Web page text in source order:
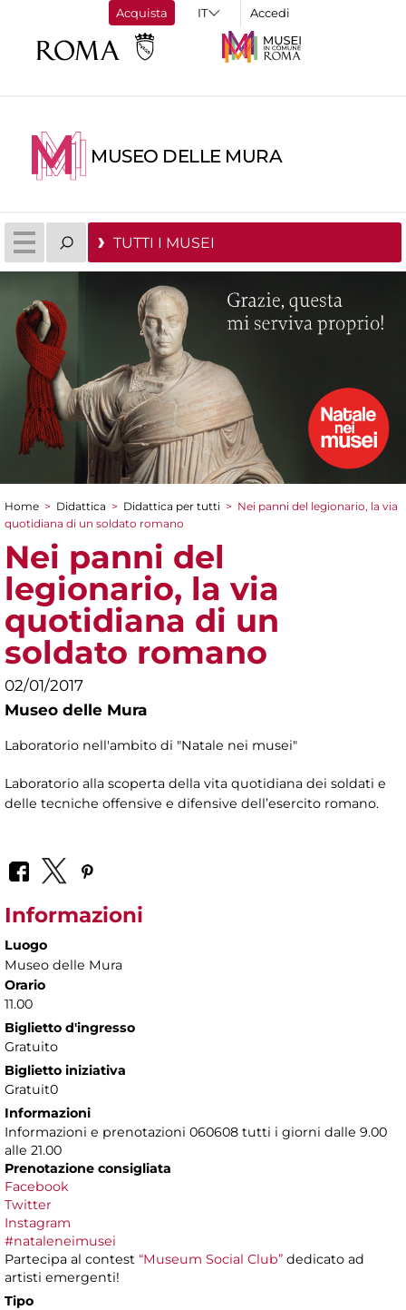
Acquista Accedi
MUSEO DELLE MURA
TUTTI I MUSEI
Tu sei qui
Home > Didattica > Didattica per tutti > Nei panni del legionario, la via
quotidiana di un soldato romano
Nei panni del
legionario, la via
quotidiana di un
soldato romano
02/01/2017
Museo delle Mura
Laboratorio nell'ambito di "Natale nei musei"
Laboratorio alla scoperta della vita quotidiana dei soldati e
delle tecniche offensive e difensive dell’esercito romano.
Informazioni
Luogo
Museo delle Mura
Orario
11.00
Biglietto d'ingresso
Gratuito
Biglietto iniziativa
Gratuit0
Informazioni
Informazioni e prenotazioni 060608 tutti i giorni dalle 9.00
alle 21.00
Prenotazione consigliata
Facebook
Twitter
Instagram
#nataleneimusei
Partecipa al contest “Museum Social Club” dedicato ad
artisti emergenti!
Tipo